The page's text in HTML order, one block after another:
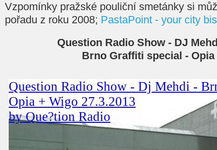
Vzpomínky pražské pouliční smetánky si
pořadu z roku 2008; PastaPoint - your city
Question Radio Show - DJ
Brno Graffiti special - Opia